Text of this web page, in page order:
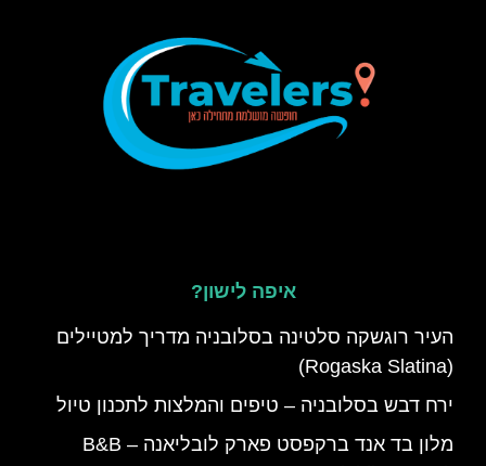
איפה לישון?
העיר רוגשקה סלטינה בסלובניה מדריך למטיילים
(Rogaska Slatina)
ירח דבש בסלובניה – טיפים והמלצות לתכנון טיול
מלון בד אנד ברקפסט פארק לובליאנה – B&B